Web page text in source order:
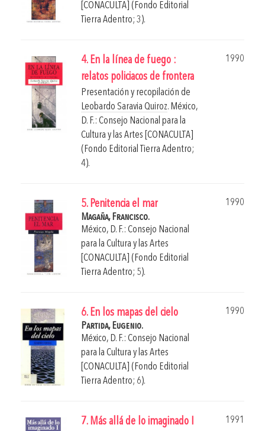
[CONACULTA] (Fondo Editorial
Tierra Adentro; 3).
4. En la línea de fuego :
relatos policiacos de frontera
1990
Presentación y recopilación de
Leobardo Saravia Quiroz. México,
D. F.: Consejo Nacional para la
Cultura y las Artes [CONACULTA]
(Fondo Editorial Tierra Adentro;
4).
5. Penitencia el mar
1990
Magaña, Francisco.
México, D. F.: Consejo Nacional
para la Cultura y las Artes
[CONACULTA] (Fondo Editorial
Tierra Adentro; 5).
6. En los mapas del cielo
1990
Partida, Eugenio.
México, D. F.: Consejo Nacional
para la Cultura y las Artes
[CONACULTA] (Fondo Editorial
Tierra Adentro; 6).
7. Más allá de lo imaginado I
1991